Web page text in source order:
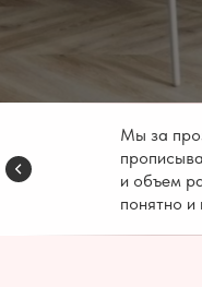
Мы за
и объем
понятно и